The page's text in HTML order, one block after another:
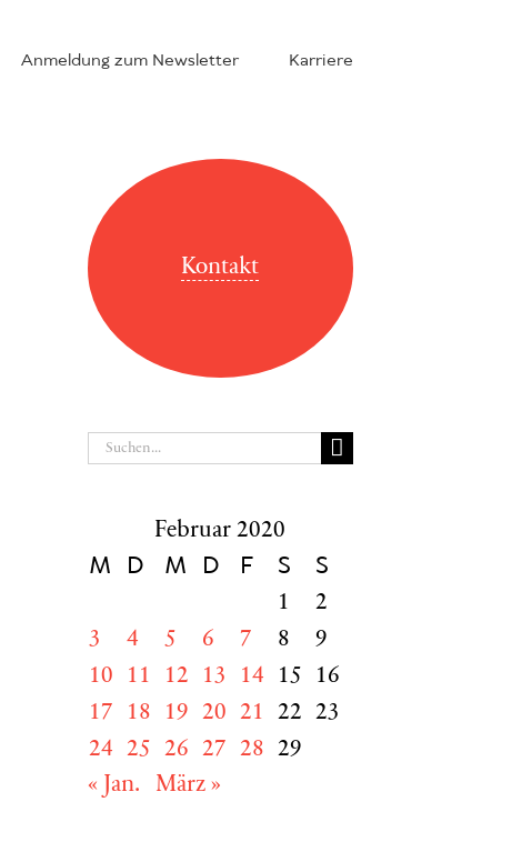
Anmeldung zum Newsletter Karriere
Kontakt
Suche
Februar 2020
M D M D F S S
1
2
3
4 5 6 7 8
9
10
11 12 13 14 15
16
17
18 19 20 21 22
23
24
25 26 27 28
29
« Jan.
März »